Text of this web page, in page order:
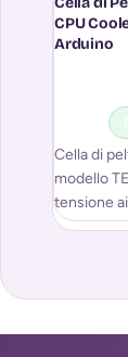
CPU
Arduino
Cella di
modello
tensione
della cella